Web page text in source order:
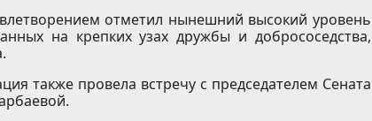
отметил нынешний высокий уровень
на крепких узах дружбы и добрососедства,
также провела встречу с председателем Сената